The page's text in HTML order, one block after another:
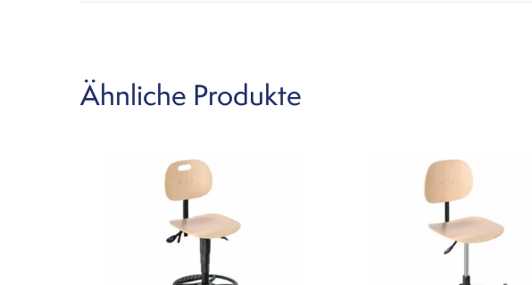
Ähnliche Produkte